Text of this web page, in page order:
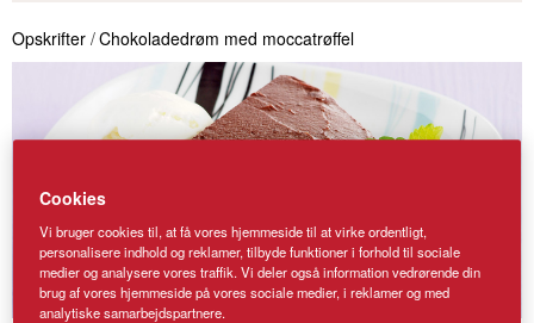
Opskrifter /Chokoladedrøm med moccatrøffel
Cookies
Vi bruger cookies til, at få vores hjemmeside til at virke ordentligt,
personalisere indhold og reklamer, tilbyde funktioner i forhold til sociale
medier og analysere vores traffik. Vi deler også information vedrørende din
brug af vores hjemmeside på vores sociale medier, i reklamer og med
analytiske samarbejdspartnere.